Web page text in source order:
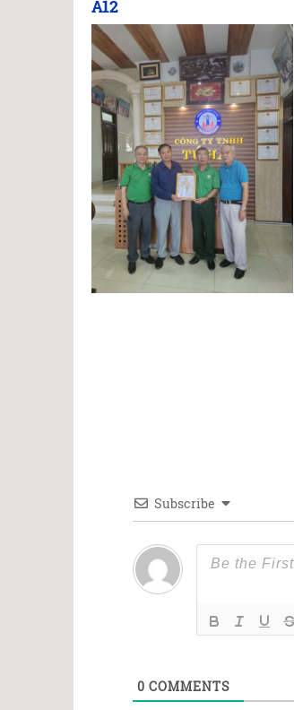
A12
Subscribe
0 COMMENTS